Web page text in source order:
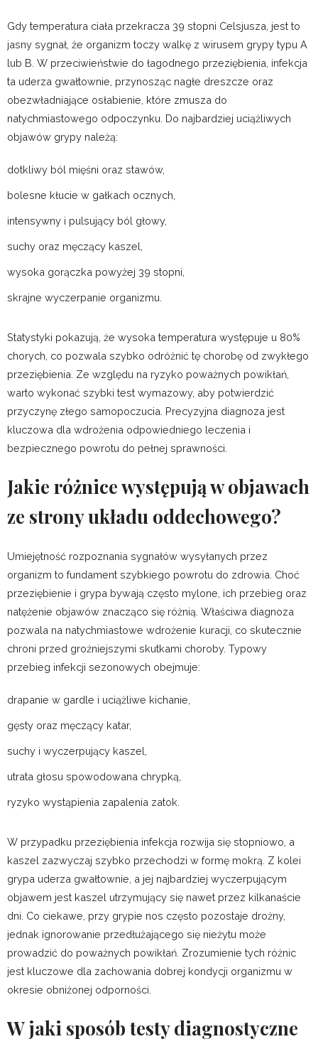
Gdy temperatura ciała przekracza 39 stopni Celsjusza, jest to
jasny sygnał, że organizm toczy walkę z wirusem grypy typu A
lub B. W przeciwieństwie do łagodnego przeziębienia, infekcja
ta uderza gwałtownie, przynosząc nagłe dreszcze oraz
obezwładniające osłabienie, które zmusza do
natychmiastowego odpoczynku. Do najbardziej uciążliwych
objawów grypy należą:
dotkliwy ból mięśni oraz stawów,
bolesne kłucie w gałkach ocznych,
intensywny i pulsujący ból głowy,
suchy oraz męczący kaszel,
wysoka gorączka powyżej 39 stopni,
skrajne wyczerpanie organizmu.
Statystyki pokazują, że wysoka temperatura występuje u 80%
chorych, co pozwala szybko odróżnić tę chorobę od zwykłego
przeziębienia. Ze względu na ryzyko poważnych powikłań,
warto wykonać szybki test wymazowy, aby potwierdzić
przyczynę złego samopoczucia. Precyzyjna diagnoza jest
kluczowa dla wdrożenia odpowiedniego leczenia i
bezpiecznego powrotu do pełnej sprawności.
Jakie różnice występują w objawach
ze strony układu oddechowego?
Umiejętność rozpoznania sygnałów wysyłanych przez
organizm to fundament szybkiego powrotu do zdrowia. Choć
przeziębienie i grypa bywają często mylone, ich przebieg oraz
natężenie objawów znacząco się różnią. Właściwa diagnoza
pozwala na natychmiastowe wdrożenie kuracji, co skutecznie
chroni przed groźniejszymi skutkami choroby. Typowy
przebieg infekcji sezonowych obejmuje:
drapanie w gardle i uciążliwe kichanie,
gęsty oraz męczący katar,
suchy i wyczerpujący kaszel,
utrata głosu spowodowana chrypką,
ryzyko wystąpienia zapalenia zatok.
W przypadku przeziębienia infekcja rozwija się stopniowo, a
kaszel zazwyczaj szybko przechodzi w formę mokrą. Z kolei
grypa uderza gwałtownie, a jej najbardziej wyczerpującym
objawem jest kaszel utrzymujący się nawet przez kilkanaście
dni. Co ciekawe, przy grypie nos często pozostaje drożny,
jednak ignorowanie przedłużającego się nieżytu może
prowadzić do poważnych powikłań. Zrozumienie tych różnic
jest kluczowe dla zachowania dobrej kondycji organizmu w
okresie obniżonej odporności.
W jaki sposób testy diagnostyczne